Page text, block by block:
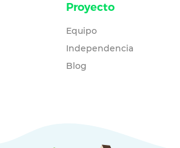
Proyecto
Equipo
Independencia
Blog